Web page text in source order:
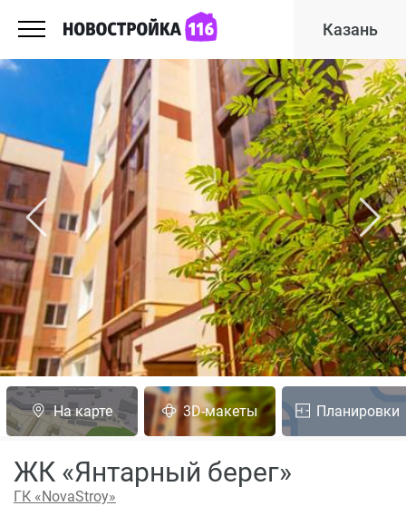
Казань
На карте 3D-макеты Планировки
ЖК «Янтарный берег»
ГК «NovaStroy»